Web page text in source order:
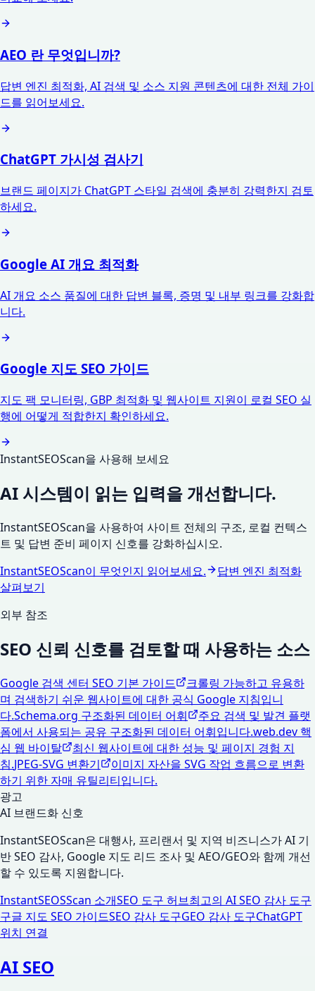
AEO 란 무엇입니까?
답변 엔진 최적화, AI 검색 및 소스 지원 콘텐츠에 대한 전체 가이
드를 읽어보세요.
ChatGPT 가시성 검사기
브랜드 페이지가 ChatGPT 스타일 검색에 충분히 강력한지 검토
하세요.
Google AI 개요 최적화
AI 개요 소스 품질에 대한 답변 블록, 증명 및 내부 링크를 강화합
니다.
Google 지도 SEO 가이드
지도 팩 모니터링, GBP 최적화 및 웹사이트 지원이 로컬 SEO 실
행에 어떻게 적합한지 확인하세요.
InstantSEOScan을 사용해 보세요
AI 시스템이 읽는 입력을 개선합니다.
InstantSEOScan을 사용하여 사이트 전체의 구조, 로컬 컨텍스
트 및 답변 준비 페이지 신호를 강화하십시오.
InstantSEOScan이 무엇인지 읽어보세요.
답변 엔진 최적화
살펴보기
외부 참조
SEO 신뢰 신호를 검토할 때 사용하는 소스
Google 검색 센터 SEO 기본 가이드
크롤링 가능하고 유용하
며 검색하기 쉬운 웹사이트에 대한 공식 Google 지침입니
다.Schema.org 구조화된 데이터 어휘
주요 검색 및 발견 플랫
폼에서 사용되는 공유 구조화된 데이터 어휘입니다.web.dev 핵
심 웹 바이탈
최신 웹사이트에 대한 성능 및 페이지 경험 지
침.JPEG-SVG 변환기
이미지 자산을 SVG 작업 흐름으로 변환
하기 위한 자매 유틸리티입니다.
광고
AI 브랜드화 신호
InstantSEOScan은 대행사, 프리랜서 및 지역 비즈니스가 AI 기
반 SEO 감사, Google 지도 리드 조사 및 AEO/GEO와 함께 개선
할 수 있도록 지원합니다.
InstantSEOSScan 소개SEO 도구 허브최고의 AI SEO 감사 도구
구글 지도 SEO 가이드SEO 감사 도구GEO 감사 도구ChatGPT
위치 연결
AI SEO